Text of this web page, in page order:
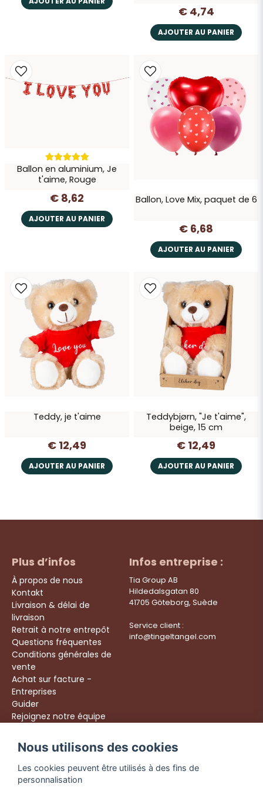
€ 4,74
AJOUTER AU PANIER
Ballon en aluminium, Je
t'aime, Rouge
€ 8,62
AJOUTER AU PANIER
Ballon, Love Mix, paquet de 6
€ 6,68
AJOUTER AU PANIER
Teddy, je t'aime
€ 12,49
AJOUTER AU PANIER
Teddybjørn, "Je t'aime",
beige, 15 cm
€ 12,49
AJOUTER AU PANIER
Plus d’infos
À propos de nous
Kontakt
Livraison & délai de
livraison
Retrait à notre entrepôt
Questions fréquentes
Conditions générales de
vente
Achat sur facture -
Entreprises
Guider
Rejoignez notre équipe
Infos entreprise :
Tia Group AB
Hildedalsgatan 80
41705 Göteborg, Suède
Service client :
info@tingeltangel.com
Följ oss:
Facebook
Livraison rapide
Achats sécurisés
Nous utilisons des cookies
Les cookies peuvent être utilisés à des fins de
personnalisation